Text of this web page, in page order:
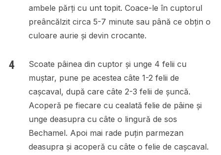
ambele părți cu unt topit. Coace-le în cuptorul
preâncălzit circa 5-7 minute sau până ce obțin o
culoare aurie și devin crocante.
Scoate pâinea din cuptor și unge 4 felii cu
muștar, pune pe acestea câte 1-2 felii de
cașcaval, după care câte 2-3 felii de șuncă.
Acoperă pe fiecare cu cealată felie de pâine și
unge deasupra cu câte o lingură de sos
Bechamel. Apoi mai rade puțin parmezan
deasupra și acoperă cu câte o felie de cașcaval.